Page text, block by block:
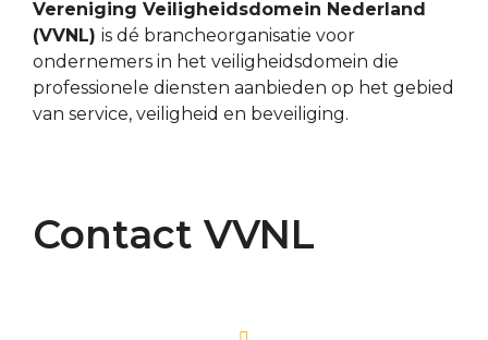
Vereniging Veiligheidsdomein Nederland
(VVNL) is dé brancheorganisatie voor
ondernemers in het veiligheidsdomein die
professionele diensten aanbieden op het gebied
van service, veiligheid en beveiliging.
Contact VVNL